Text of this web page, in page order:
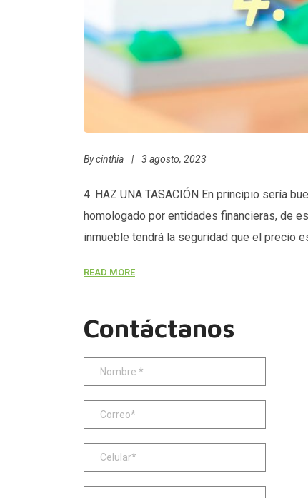
Bycinthia | 3 agosto, 2023
4. HAZ UNA TASACIÓN En principio sería
homologado por entidades financieras, de
inmueble tendrá la seguridad que el precio
READ MORE
Contáctanos